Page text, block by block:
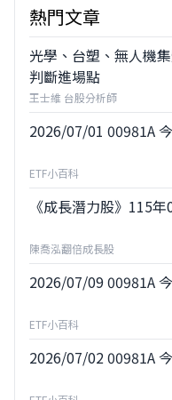
熱門文章
光學、台塑、無人機
判斷進場點
王士維 台股分析師
2026/07/01 00981A
ETF小百科
《成長潛力股》115
陳喬泓翻倍成長股
2026/07/09 00981A
ETF小百科
2026/07/02 00981A